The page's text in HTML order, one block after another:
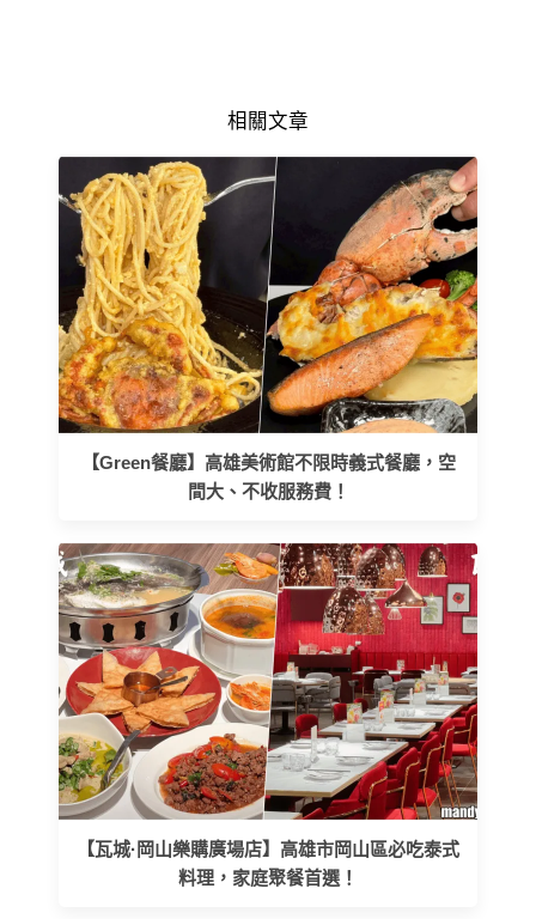
相關文章
【Green餐廳】高雄美術館不限時義式餐廳，空
間大、不收服務費！
【瓦城·岡山樂購廣場店】高雄市岡山區必吃泰式
料理，家庭聚餐首選！